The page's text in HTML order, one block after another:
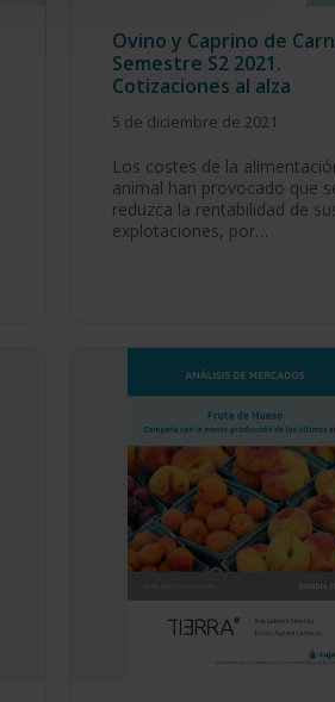
Ovino y Caprino de
Semestre S2 2021.
Cotizaciones al alza
5 de diciembre de 2021
Los costes de la
animal han provocado que
reduzca la rentabilidad de
explotaciones, por…